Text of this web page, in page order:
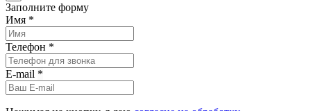
Заполните форму
Имя *
Телефон *
E-mail *